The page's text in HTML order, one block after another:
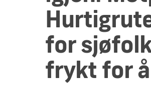
for
frykt for